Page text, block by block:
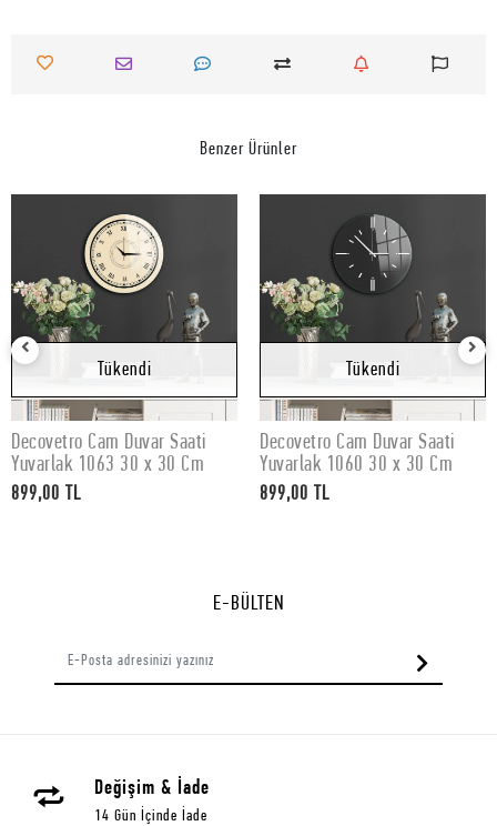
Benzer Ürünler
Stokta Yok
Tükendi
Decovetro Cam Duvar Saati
Yuvarlak 1063 30 x 30 Cm
899,00 TL
Stokta Yok
Tükendi
Decovetro Cam Duvar Saati
Yuvarlak 1060 30 x 30 Cm
899,00 TL
E-BÜLTEN
Değişim & İade
14 Gün İçinde İade